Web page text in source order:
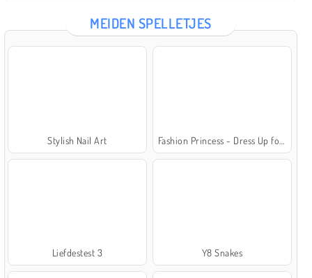
MEIDEN SPELLETJES
Stylish Nail Art
Liefdestest 3 Y8 Snakes